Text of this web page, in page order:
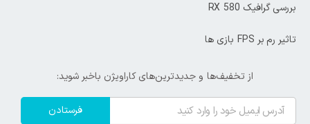
بررسی گرافیک RX 580
تاثیر رم بر FPS بازی ها
از تخفیف‌ها و جدیدترین‌های کاراویژن باخبر شوید:
فرستادن